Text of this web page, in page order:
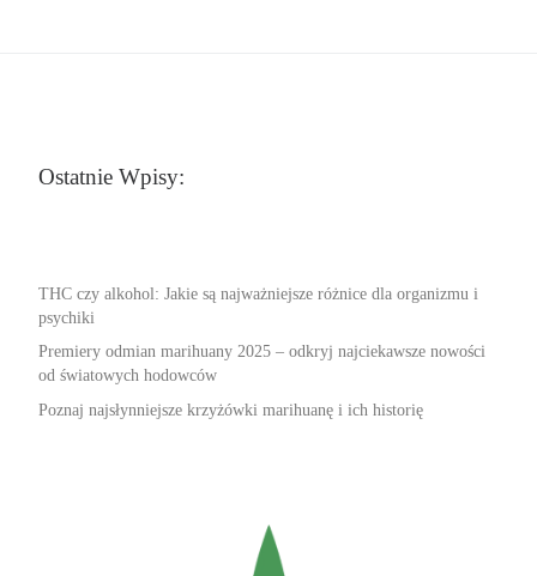
Ostatnie Wpisy:
THC czy alkohol: Jakie są najważniejsze różnice dla organizmu i
psychiki
Premiery odmian marihuany 2025 – odkryj najciekawsze nowości
od światowych hodowców
Poznaj najsłynniejsze krzyżówki marihuanę i ich historię